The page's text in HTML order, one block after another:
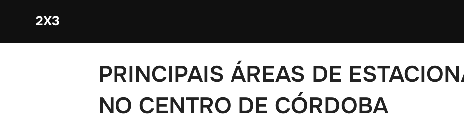
2X3
PRINCIPAIS ÁREAS DE
NO CENTRO DE CÓRDOBA